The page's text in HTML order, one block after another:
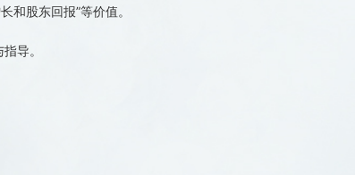
和股东回报”等价值。
导。